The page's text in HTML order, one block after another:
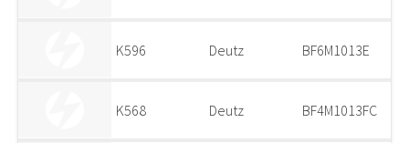
K596 Deutz BF6M1013E
K568 Deutz BF4M1013FC